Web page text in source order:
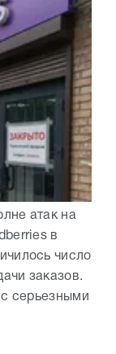
атак на
в
число
заказов.
серьезными